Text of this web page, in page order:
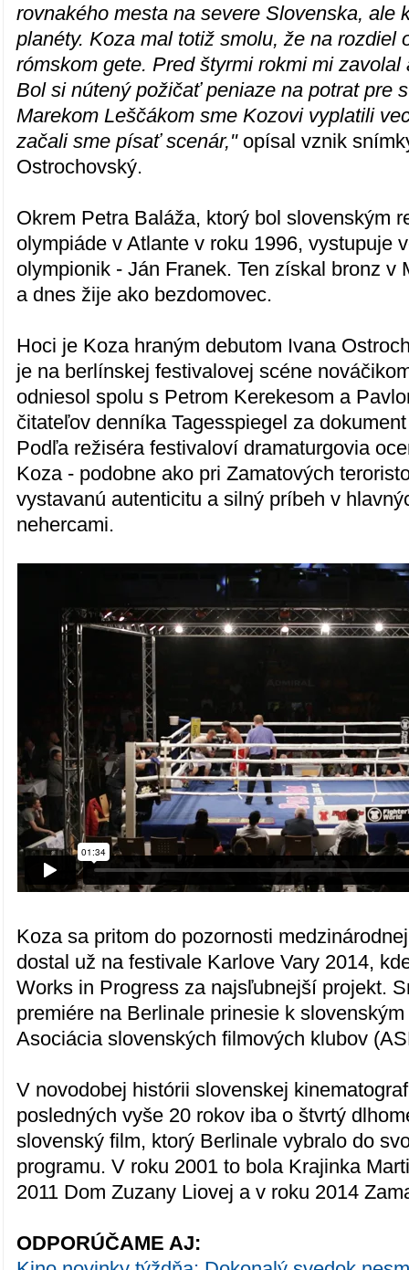
rovnakého mesta na severe Slovenska, ale
planéty. Koza mal totiž smolu, že na rozdiel
rómskom gete. Pred štyrmi rokmi mi zavolal
Bol si nútený požičať peniaze na potrat pre
Marekom Leščákom sme Kozovi vyplatili
začali sme písať scenár,"opísal vznik
Ostrochovský.
Okrem Petra Baláža, ktorý bol slovenským
olympiáde v Atlante v roku 1996, vystupuje
olympionik - Ján Franek. Ten získal bronz v
a dnes žije ako bezdomovec.
Hoci je Koza hraným debutom Ivana
je na berlínskej festivalovej scéne
odniesol spolu s Petrom Kerekesom a
čitateľov denníka Tagesspiegel za
Podľa režiséra festivaloví dramaturgovia
Koza - podobne ako pri Zamatových
vystavanú autenticitu a silný príbeh v
nehercami.
Koza sa pritom do pozornosti
dostal už na festivale Karlove Vary 2014,
Works in Progress za najsľubnejší projekt.
premiére na Berlinale prinesie k
Asociácia slovenských filmových klubov
V novodobej histórii slovenskej
posledných vyše 20 rokov iba o štvrtý
slovenský film, ktorý Berlinale vybralo do
programu. V roku 2001 to bola Krajinka
2011 Dom Zuzany Liovej a v roku 2014
ODPORÚČAME AJ: